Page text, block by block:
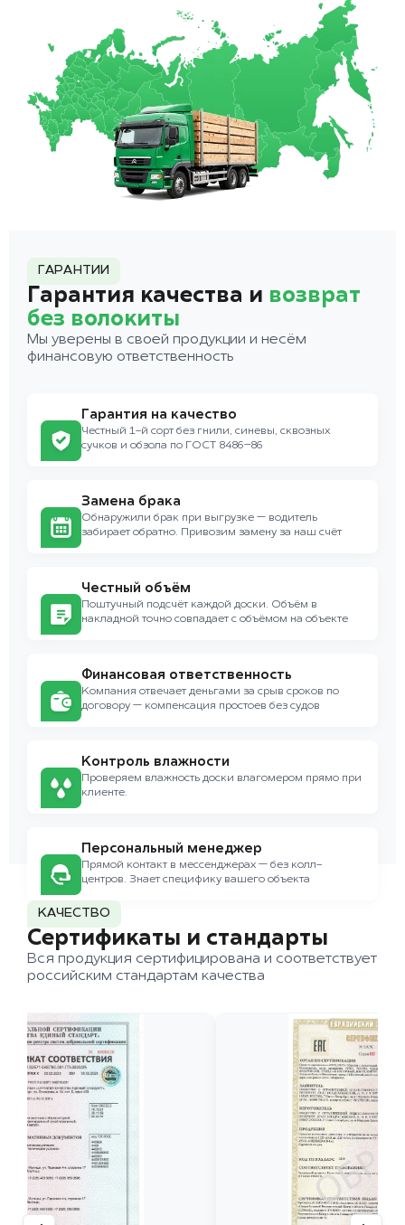
ГАРАНТИИ
Гарантия качества и возврат
без волокиты
Мы уверены в своей продукции и несём
финансовую ответственность
Гарантия на качество
Честный 1-й сорт без гнили, синевы, сквозных
сучков и обзола по ГОСТ 8486–86
Замена брака
Обнаружили брак при выгрузке — водитель
забирает обратно. Привозим замену за наш счёт
Честный объём
Поштучный подсчёт каждой доски. Объём в
накладной точно совпадает с объёмом на объекте
Финансовая ответственность
Компания отвечает деньгами за срыв сроков по
договору — компенсация простоев без судов
Контроль влажности
Проверяем влажность доски влагомером прямо при
клиенте.
Персональный менеджер
Прямой контакт в мессенджерах — без колл-
центров. Знает специфику вашего объекта
КАЧЕСТВО
Сертификаты и стандарты
Вся продукция сертифицирована и соответствует
российским стандартам качества